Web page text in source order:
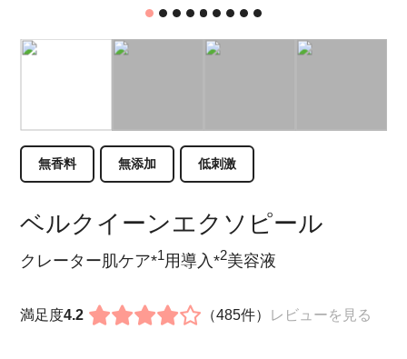
無香料 無添加 低刺激
ベルクイーンエクソピール
クレーター肌ケア*1用導入*2美容液
満足度4.2 （485件） レビューを見る